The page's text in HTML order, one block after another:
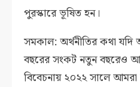
পুরস্কারে ভূষিত হন।
সমকাল: অর্থনীতির কথা
বছরের সংকট নতুন বছরেও
বিবেচনায় ২০২২ সালে